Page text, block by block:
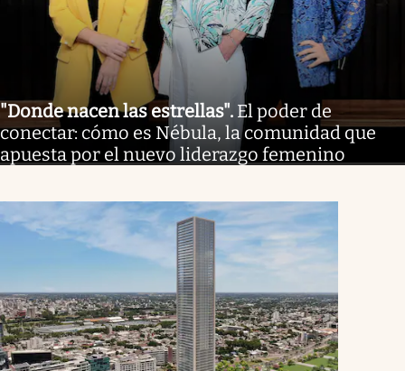
"Donde nacen las estrellas". El poder de
conectar: cómo es Nébula, la comunidad que
apuesta por el nuevo liderazgo femenino